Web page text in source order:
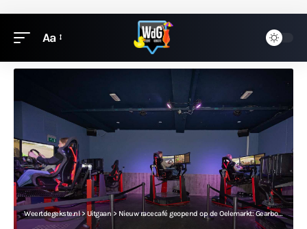
Aa
Weertdegekste.nl> Uitgaan > Nieuw racecafé geopend op de Oelemarkt: Gearbox Racecafé